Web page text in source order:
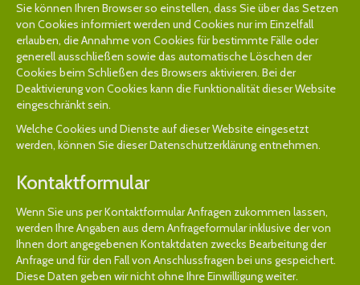
Sie können Ihren Browser so einstellen, dass Sie über das Setzen
von Cookies informiert werden und Cookies nur im Einzelfall
erlauben, die Annahme von Cookies für bestimmte Fälle oder
generell ausschließen sowie das automatische Löschen der
Cookies beim Schließen des Browsers aktivieren. Bei der
Deaktivierung von Cookies kann die Funktionalität dieser Website
eingeschränkt sein.
Welche Cookies und Dienste auf dieser Website eingesetzt
werden, können Sie dieser Datenschutzerklärung entnehmen.
Kontaktformular
Wenn Sie uns per Kontaktformular Anfragen zukommen lassen,
werden Ihre Angaben aus dem Anfrageformular inklusive der von
Ihnen dort angegebenen Kontaktdaten zwecks Bearbeitung der
Anfrage und für den Fall von Anschlussfragen bei uns gespeichert.
Diese Daten geben wir nicht ohne Ihre Einwilligung weiter.